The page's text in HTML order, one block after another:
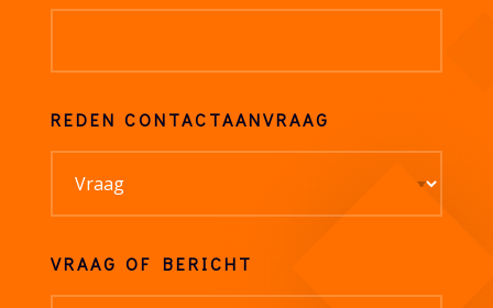
REDEN CONTACTAANVRAAG
VRAAG OF BERICHT